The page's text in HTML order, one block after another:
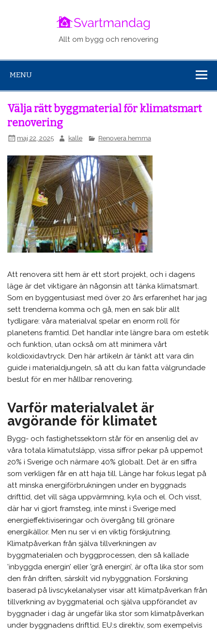
Allt om bygg och renovering
MENU
Välja rätt byggmaterial för klimatsmart
renovering
maj 22, 2025 kalle Renovera hemma
Att renovera sitt hem är ett stort projekt, och i dagens
läge är det viktigare än någonsin att tänka klimatsmart.
Som en byggentusiast med över 20 års erfarenhet har jag
sett trenderna komma och gå, men en sak blir allt
tydligare: våra materialval spelar en enorm roll för
planetens framtid. Det handlar inte längre bara om estetik
och funktion, utan också om att minimera vårt
koldioxidavtryck. Den här artikeln är tänkt att vara din
guide i materialdjungeln, så att du kan fatta välgrundade
beslut för en mer hållbar renovering.
Varför materialvalet är
avgörande för klimatet
Bygg- och fastighetssektorn står för en ansenlig del av
våra totala klimatutsläpp, vissa siffror pekar på uppemot
20% i Sverige och närmare 40% globalt. Det är en siffra
som verkligen får en att haja till. Länge har fokus legat på
att minska energiförbrukningen under en byggnads
drifttid, det vill säga uppvärmning, kyla och el. Och visst,
där har vi gjort framsteg, inte minst i Sverige med
energieffektiviseringar och övergång till grönare
energikällor. Men nu ser vi en viktig förskjutning.
Klimatpåverkan från själva tillverkningen av
byggmaterialen och byggprocessen, den så kallade
’inbyggda energin’ eller ’grå energin’, är ofta lika stor som
den från driften, särskilt vid nybyggnation. Forskning
baserad på livscykelanalyser visar att klimatpåverkan från
tillverkning av byggmaterial och själva uppförandet av
byggnader i dag är ungefär lika stor som klimatpåverkan
under byggnadens drifttid. EU:s direktiv, som exempelvis